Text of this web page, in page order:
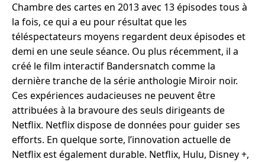
Chambre des cartes en 2013 avec 13 épisodes tous à
la fois, ce qui a eu pour résultat que les
téléspectateurs moyens regardent deux épisodes et
demi en une seule séance. Ou plus récemment, il a
créé le film interactif Bandersnatch comme la
dernière tranche de la série anthologie Miroir noir.
Ces expériences audacieuses ne peuvent être
attribuées à la bravoure des seuls dirigeants de
Netflix. Netflix dispose de données pour guider ses
efforts. En quelque sorte, l’innovation actuelle de
Netflix est également durable. Netflix, Hulu, Disney +,